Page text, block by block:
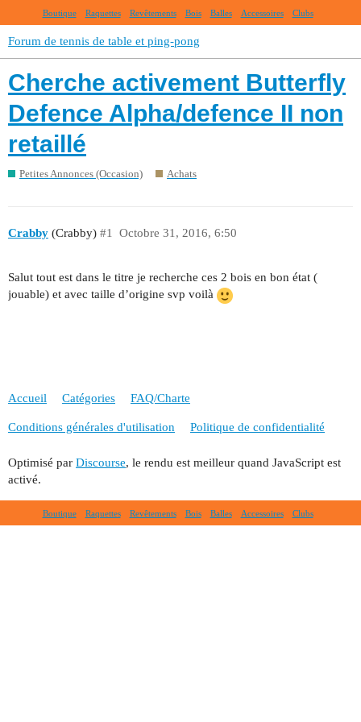
Boutique Raquettes Revêtements Bois Balles Accessoires Clubs
Forum de tennis de table et ping-pong
Cherche activement Butterfly
Defence Alpha/defence II non
retaillé
Petites Annonces (Occasion) Achats
Crabby (Crabby) Octobre 31, 2016, 6:50
#1
Salut tout est dans le titre je recherche ces 2 bois en bon état (
jouable) et avec taille d’origine svp voilà
Accueil Catégories FAQ/Charte
Conditions générales d'utilisation Politique de confidentialité
Optimisé par Discourse, le rendu est meilleur quand JavaScript est
activé.
Boutique Raquettes Revêtements Bois Balles Accessoires Clubs